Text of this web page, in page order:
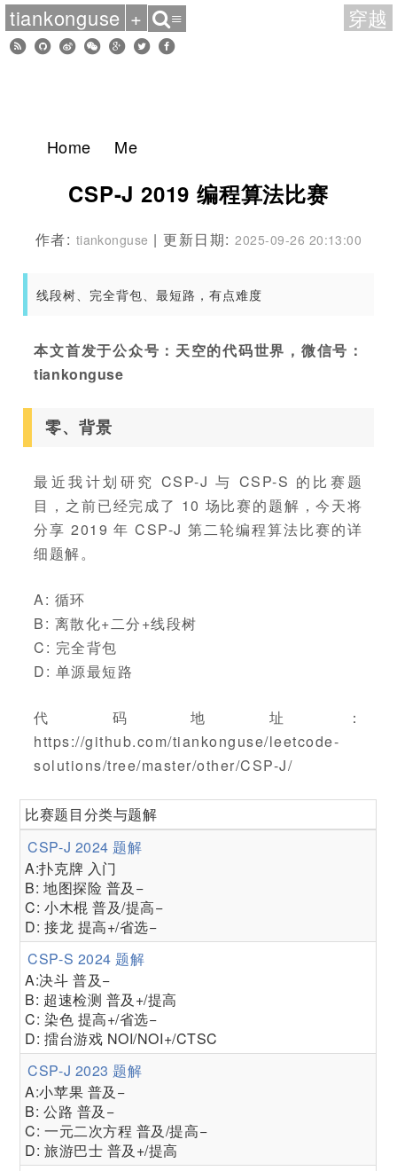
Home Me
CSP-J 2019 编程算法比赛
作者: tiankonguse | 更新日期:2025-09-26 20:13:00
线段树、完全背包、最短路，有点难度
本文首发于公众号：天空的代码世界，微信号：
tiankonguse
零、背景
最近我计划研究 CSP-J 与 CSP-S 的比赛题
目，之前已经完成了 10 场比赛的题解，今天将
分享 2019 年 CSP-J 第二轮编程算法比赛的详
细题解。
A: 循环
B: 离散化+二分+线段树
C: 完全背包
D: 单源最短路
代码地址：
https://github.com/tiankonguse/leetcode-
solutions/tree/master/other/CSP-J/
比赛题目分类与题解
CSP-J 2024 题解
A:扑克牌 入门
B: 地图探险 普及−
C: 小木棍 普及/提高−
D: 接龙 提高+/省选−
CSP-S 2024 题解
A:决斗 普及−
B: 超速检测 普及+/提高
C: 染色 提高+/省选−
D: 擂台游戏 NOI/NOI+/CTSC
CSP-J 2023 题解
A:小苹果 普及−
B: 公路 普及−
C: 一元二次方程 普及/提高−
D: 旅游巴士 普及+/提高
tiankonguse + ≡ 穿越